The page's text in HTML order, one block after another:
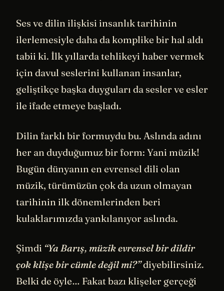
Ses ve dilin ilişkisi insanlık tarihinin
ilerlemesiyle daha da komplike bir hal aldı
tabii ki. İlk yıllarda tehlikeyi haber vermek
için davul seslerini kullanan insanlar,
geliştikçe başka duyguları da sesler ve esler
ile ifade etmeye başladı.
Dilin farklı bir formuydu bu. Aslında adını
her an duyduğumuz bir form: Yani müzik!
Bugün dünyanın en evrensel dili olan
müzik, türümüzün çok da uzun olmayan
tarihinin ilk dönemlerinden beri
kulaklarımızda yankılanıyor aslında.
Şimdi “Ya Barış, müzik evrensel bir dildir
çok klişe bir cümle değil mi?”diyebilirsiniz.
Belki de öyle… Fakat bazı klişeler gerçeği